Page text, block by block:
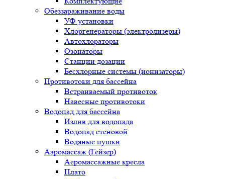
Обеззараживание воды
УФ установки
Хлоргенераторы (электролизеры)
Автохлораторы
Озонаторы
Станции дозации
Бесхлорные системы (ионизаторы)
Противотоки для бассейна
Встраиваемый противоток
Навесные противотоки
Водопад для бассейна
Излив для водопада
Водопад стеновой
Водяные пушки
Аэромассаж (Гейзер)
Аеромассажные кресла
Плато